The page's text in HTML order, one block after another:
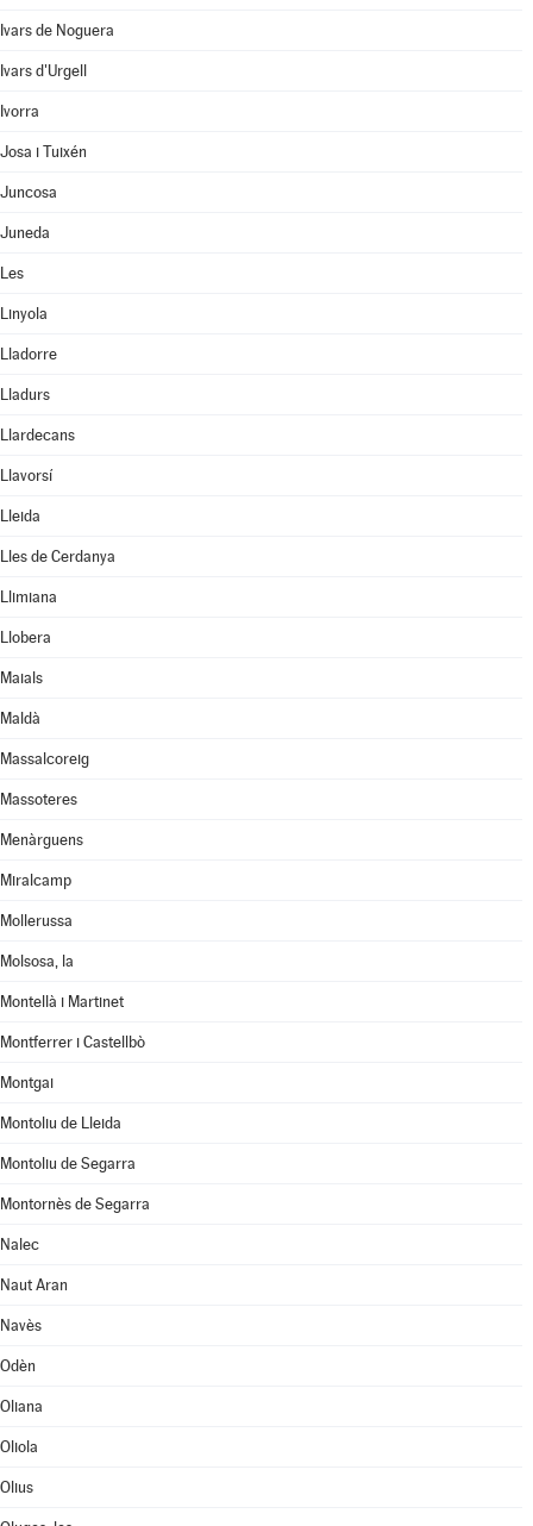
Ivars de Noguera
Ivars d'Urgell
Ivorra
Josa i Tuixén
Juncosa
Juneda
Les
Linyola
Lladorre
Lladurs
Llardecans
Llavorsí
Lleida
Lles de Cerdanya
Llimiana
Llobera
Maials
Maldà
Massalcoreig
Massoteres
Menàrguens
Miralcamp
Mollerussa
Molsosa, la
Montellà i Martinet
Montferrer i Castellbò
Montgai
Montoliu de Lleida
Montoliu de Segarra
Montornès de Segarra
Nalec
Naut Aran
Navès
Odèn
Oliana
Oliola
Olius